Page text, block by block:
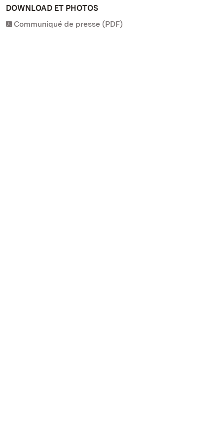
DOWNLOAD ET PHOTOS
Communiqué de presse (PDF)